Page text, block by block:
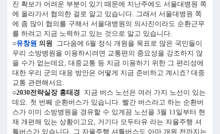
진 확보가 어려운 부분이 있기 때문에 지난주에도 서울대병원 쪽
에 올라가서 협의한 걸로 알고 있습니다. 그래서 서울대병원 쪽
에 좀 많이 협의를 구해서 서울대병원의 의사진이라도 순환근무
를 하려고 지금 노력하고 있는 것으로 알고 있습니다.
○유창원 의원
그다음에 6월 정식 개원을 목표로 많은 국민들이
우리 소방병원을 이용하시려면 교통편의 중요성을 강조하지 않
을 수가 없는데요, 대중교통 등 지금 이용하기 위한 그 편리성에
대한 우리 군의 대응 방안은 어떻게 지금 준비하고 계시죠? 대중
교통 관련해서요.
○2030전략실장 홍태경 지금 버스 노선은 여러 가지 노선이 있는
데요. 첫 번째 순환버스가 있습니다. 빨간 버스라고 하는 순환버
스가 이미 소방병원을 경유할 수 있게끔 노선을 3월 11일부터 현
재 개편해 있는 상황이고요, 거기다 모두타유 라는 자율주행 셔
틀버스가 있습니다. 그 자율주행 셔틀버스도 아마 개원 전까지는